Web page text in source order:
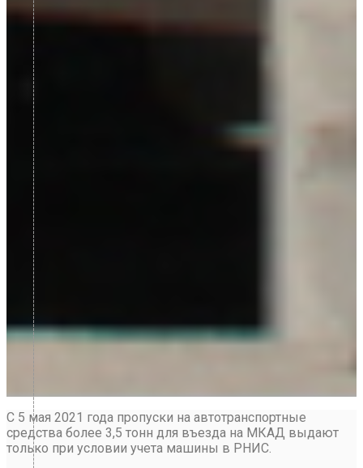
С 5 мая 2021 года пропуски на автотранспортные
средства более 3,5 тонн для въезда на МКАД выдают
только при условии учета машины в РНИС.